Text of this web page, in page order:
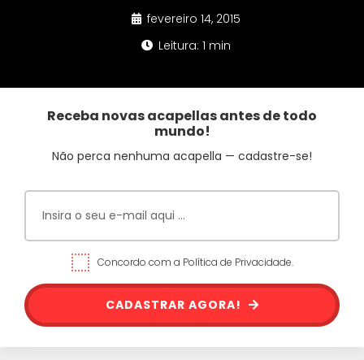
fevereiro 14, 2015
Leitura: 1 min
Receba novas acapellas antes de todo
mundo!
Não perca nenhuma acapella — cadastre-se!
Concordo com a Política de Privacidade.
CADASTRAR AGORA!